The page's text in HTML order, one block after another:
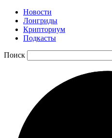
Новости
Лонгриды
Крипториум
Подкасты
Поиск